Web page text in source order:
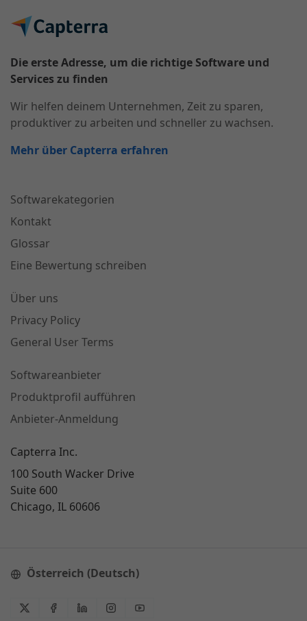
Die erste Adresse, um die richtige Software und
Services zu finden
Wir helfen deinem Unternehmen, Zeit zu sparen,
produktiver zu arbeiten und schneller zu wachsen.
Mehr über Capterra erfahren
Softwarekategorien
Kontakt
Glossar
Eine Bewertung schreiben
Über uns
Privacy Policy
General User Terms
Softwareanbieter
Produktprofil aufführen
Anbieter-Anmeldung
Capterra Inc.
100 South Wacker Drive
Suite 600
Chicago, IL 60606
Österreich (Deutsch)